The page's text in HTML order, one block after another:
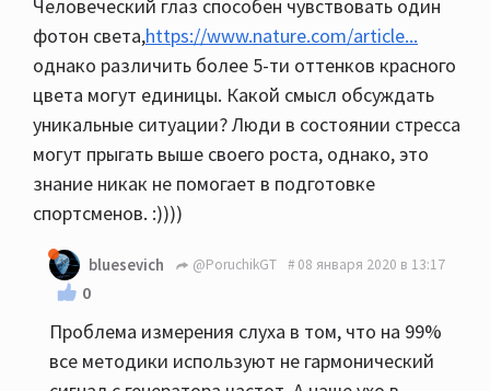
Человеческий глаз способен чувствовать один
фотон света,https://www.nature.com/article...
однако различить более 5-ти оттенков красного
цвета могут единицы. Какой смысл обсуждать
уникальные ситуации? Люди в состоянии стресса
могут прыгать выше своего роста, однако, это
знание никак не помогает в подготовке
спортсменов. :))))
bluesevich @PoruchikGT 08 января 2020 в 13:17
0
Проблема измерения слуха в том, что на 99%
все методики используют не гармонический